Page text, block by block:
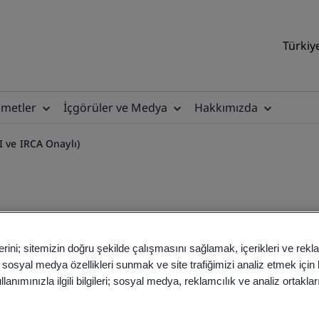
İçgörüler ve Medya Hakkımızda
IRCA Onaylı)
13485 Baş Tetkikçi
sitemizin doğru şekilde çalışmasını sağlamak, içerikleri ve
medya özellikleri sunmak ve site trafiğimizi analiz etmek için
ilgili bilgileri; sosyal medya, reklamcılık ve analiz